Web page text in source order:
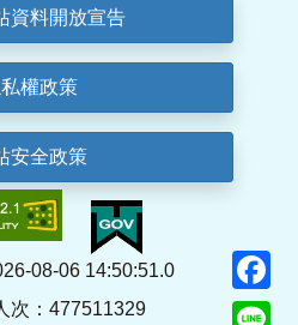
資料開放宣告
權政策
安全政策
08-06 14:50:51.0
次：477511329